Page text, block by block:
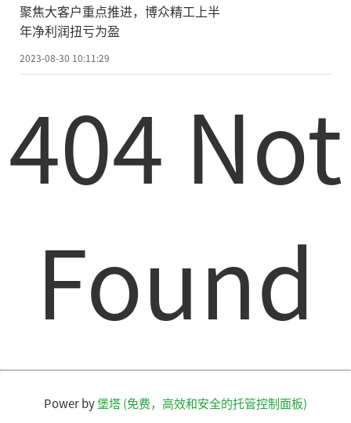
聚焦大客户重点推进，博众精工上半
年净利润扭亏为盈
2023-08-30 10:11:29
404 Not
Found
Power by堡塔 (免费，高效和安全的托管控制面板)